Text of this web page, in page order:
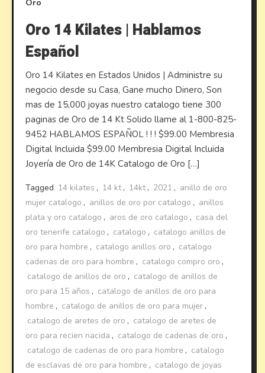
Oro
Oro 14 Kilates | Hablamos
Español
Oro 14 Kilates en Estados Unidos | Administre su
negocio desde su Casa, Gane mucho Dinero, Son
mas de 15,000 joyas nuestro catalogo tiene 300
paginas de Oro de 14 Kt Solido llame al 1-800-825-
9452 HABLAMOS ESPAÑOL ! ! ! $99.00 Membresia
Digital Incluida $99.00 Membresia Digital Incluida
Joyería de Oro de 14K Catalogo de Oro […]
Tagged 14 kilates , 14 kt, 14kt, 2021 , anillo de oro
mujer catalogo , anillos de oro por catalogo , anillos
plata y oro catalogo , aros de oro catalogo , casa del
oro tenerife catalogo , catalogo , catalogo anillos de
oro para hombre , catalogo anillos oro , catalogo
cadenas de oro para hombre , catalogo compro oro ,
catalogo de anillos de oro , catalogo de anillos de
oro para 15 años , catalogo de anillos de oro para
hombre , catalogo de anillos de oro para mujer ,
catalogo de aretes de oro , catalogo de aretes de
oro para recien nacida , catalogo de cadenas de oro ,
catalogo de cadenas de oro para hombre , catalogo
de esclavas de oro para hombre , catalogo de joyas